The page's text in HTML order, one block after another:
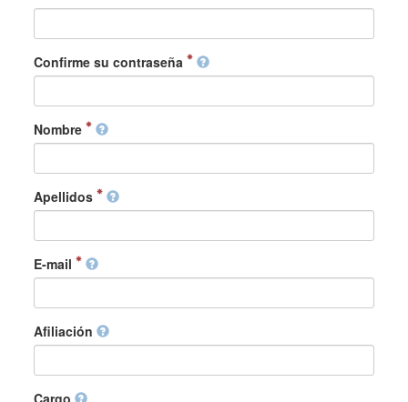
Confirme su contraseña
Nombre
Apellidos
E-mail
Afiliación
Cargo